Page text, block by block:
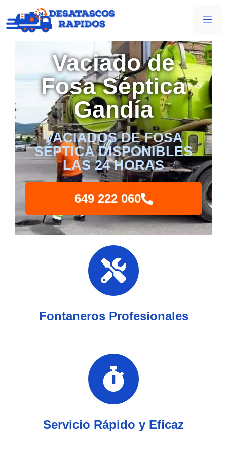
Vaciado de
Fosa Séptica
Gandía
VACIADOS DE FOSA
SÉPTICA DISPONIBLES
LAS 24 HORAS
649 222 060
Fontaneros Profesionales
Servicio Rápido y Eficaz